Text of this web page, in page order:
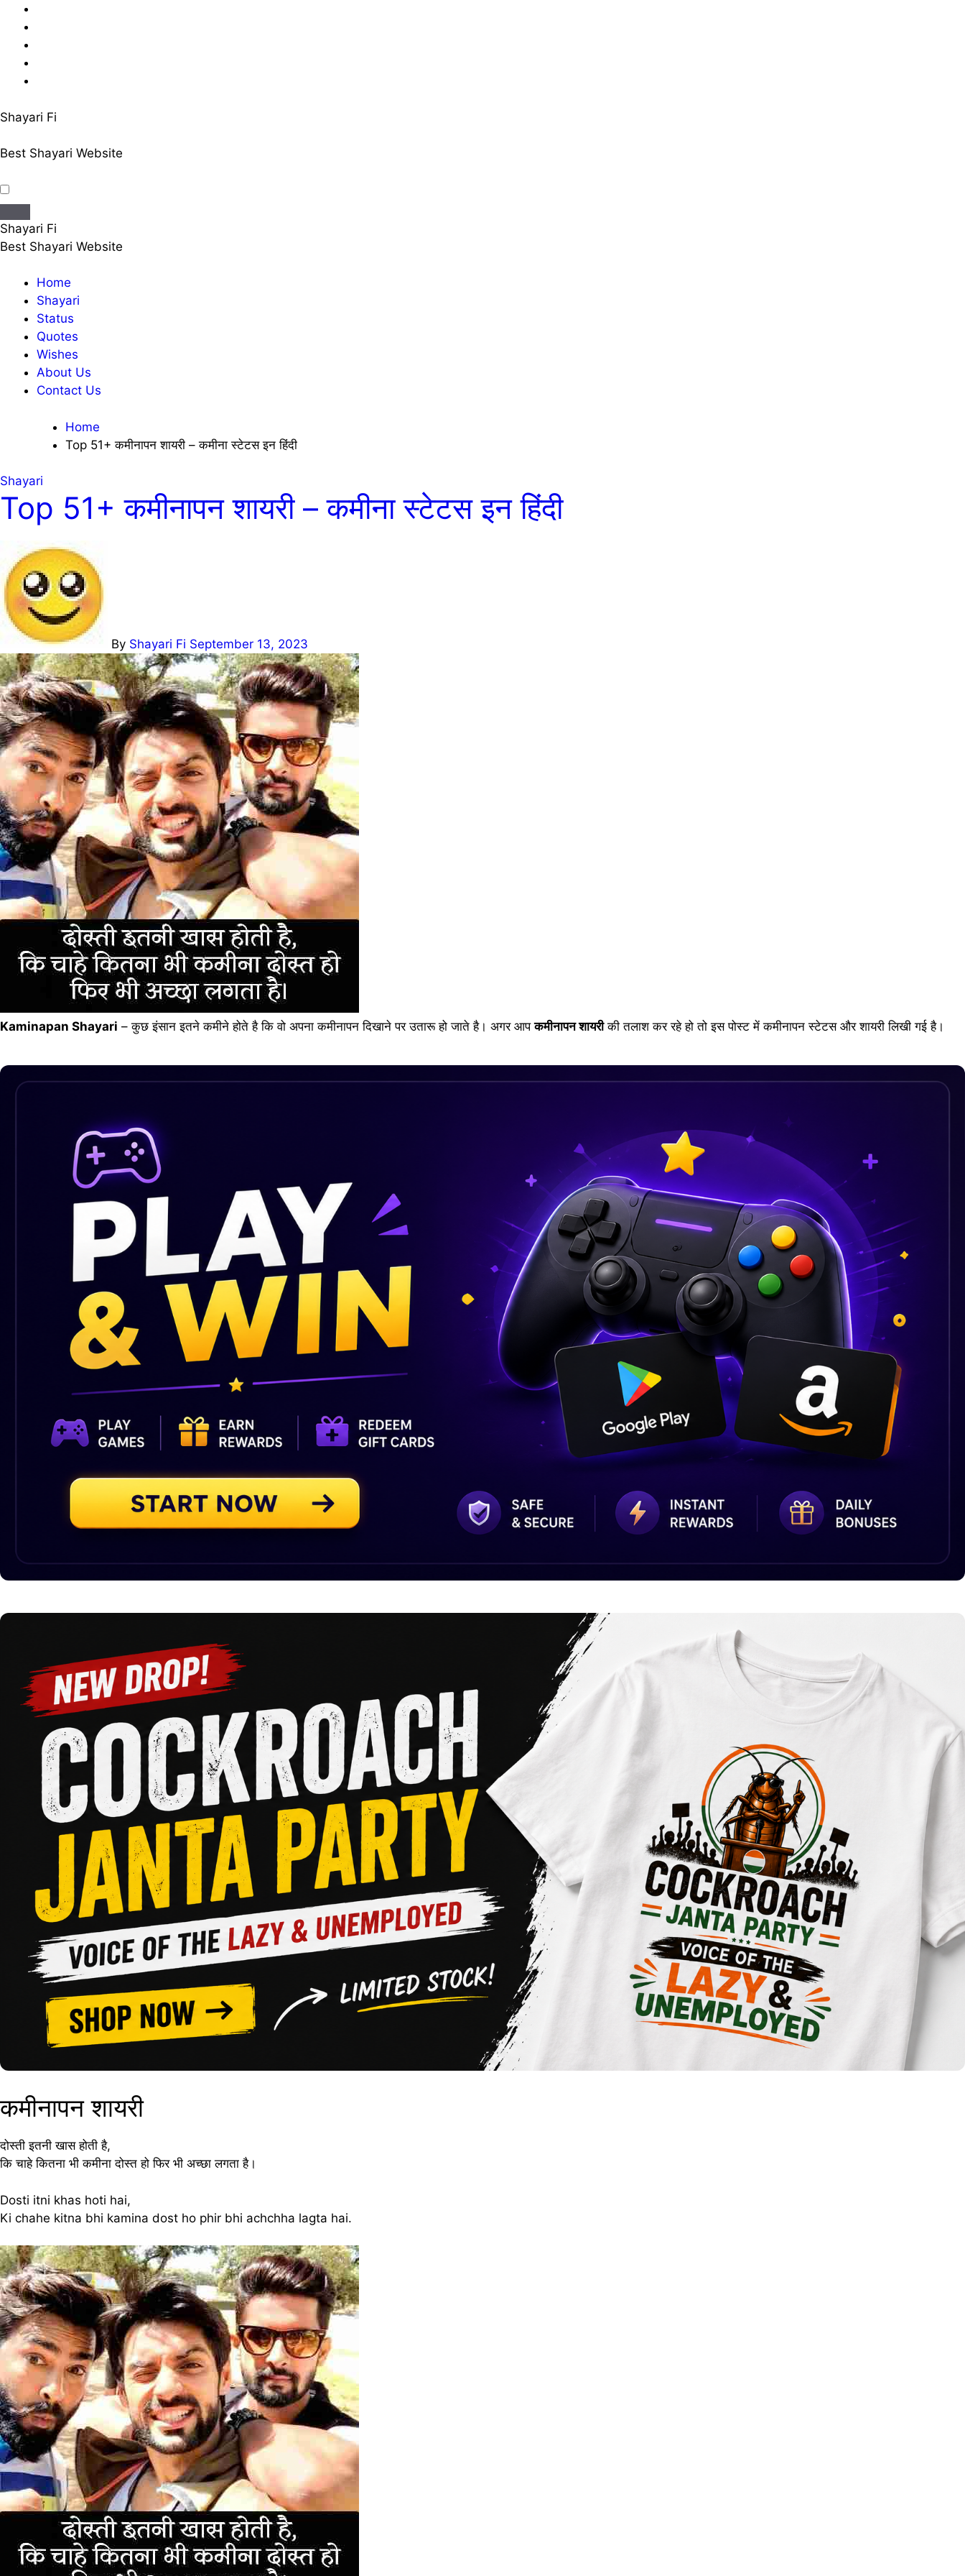
content
Shayari Fi
Best Shayari Website
Shayari Fi
Best Shayari Website
Home
Shayari
Status
Quotes
Wishes
About Us
Contact Us
Home
Top 51+ कमीनापन शायरी – कमीना स्टेटस इन हिंदी
Shayari
Top 51+ कमीनापन शायरी – कमीना स्टेटस इन हिंदी
By Shayari Fi September 13, 2023
Kaminapan Shayari – कुछ इंसान इतने कमीने होते है कि वो अपना कमीनापन दिखाने पर उतारू हो जाते है। अगर आपकमीनापन शायरीकी तलाश कर रहे हो तो इस पोस्ट में कमीनापन स्टेटस और शायरी लिखी गई है।
कमीनापन शायरी
दोस्ती इतनी खास होती है,
कि चाहे कितना भी कमीना दोस्त हो फिर भी अच्छा लगता है।
Dosti itni khas hoti hai,
Ki chahe kitna bhi kamina dost ho phir bhi achchha lagta hai.